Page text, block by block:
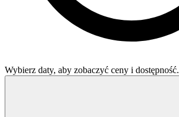
Wybierz daty, aby zobaczyć ceny i dostępność.